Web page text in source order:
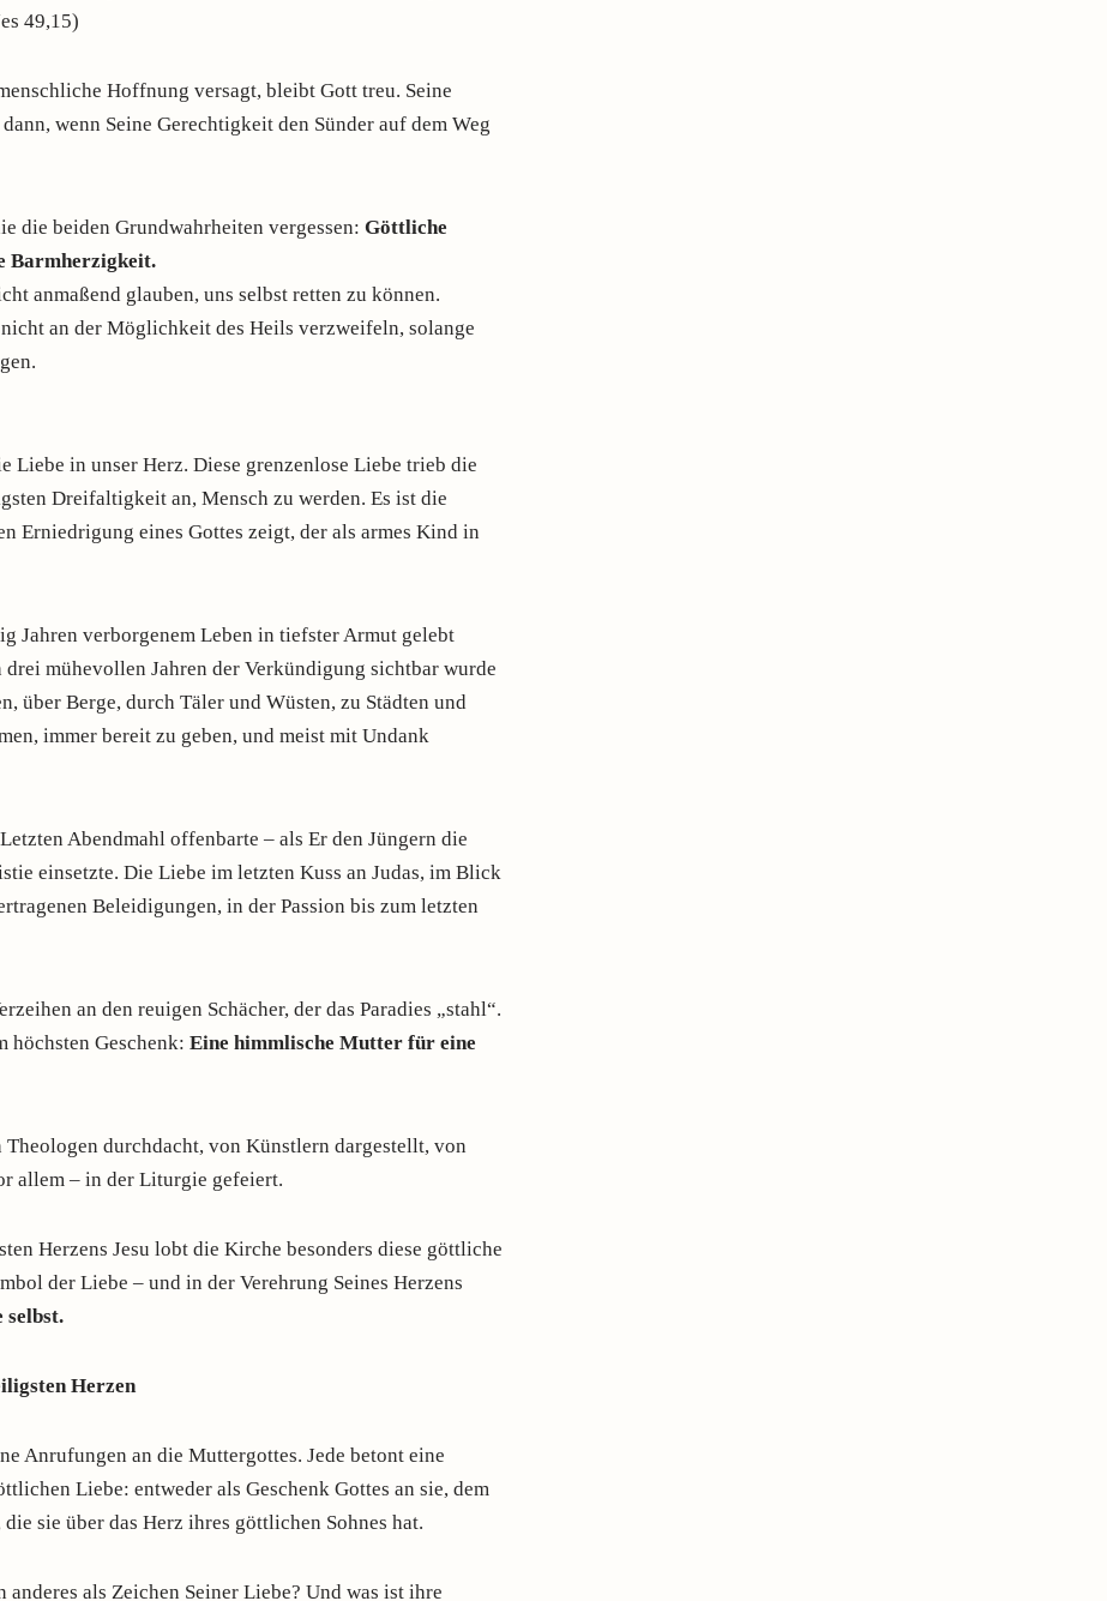
49,15)
Hoffnung versagt, bleibt Gott treu. Seine
wenn Seine Gerechtigkeit den Sünder auf dem Weg
die beiden Grundwahrheiten vergessen:Göttliche
Barmherzigkeit.
anmaßend glauben, uns selbst retten zu können.
an der Möglichkeit des Heils verzweifeln, solange
Liebe in unser Herz. Diese grenzenlose Liebe trieb die
Dreifaltigkeit an, Mensch zu werden. Es ist die
Erniedrigung eines Gottes zeigt, der als armes Kind in
Jahren verborgenem Leben in tiefster Armut gelebt
mühevollen Jahren der Verkündigung sichtbar wurde
über Berge, durch Täler und Wüsten, zu Städten und
immer bereit zu geben, und meist mit Undank
Abendmahl offenbarte – als Er den Jüngern die
einsetzte. Die Liebe im letzten Kuss an Judas, im Blick
Beleidigungen, in der Passion bis zum letzten
an den reuigen Schächer, der das Paradies „stahl“.
höchsten Geschenk:Eine himmlische Mutter für eine
durchdacht, von Künstlern dargestellt, von
allem – in der Liturgie gefeiert.
Herzens Jesu lobt die Kirche besonders diese göttliche
der Liebe – und in der Verehrung Seines Herzens
selbst.
Herzen
Anrufungen an die Muttergottes. Jede betont eine
Liebe: entweder als Geschenk Gottes an sie, dem
sie über das Herz ihres göttlichen Sohnes hat.
anderes als Zeichen Seiner Liebe? Und was ist ihre